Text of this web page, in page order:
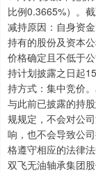
比例0.3665%）。
减持原因：自身资
持有的股份及资本
价格确定且不低于
持计划披露之日起
持方式：集中竞价
与此前已披露的持
规规定，不会对公
响，也不会导致公
格遵守相应的法律
双飞无油轴承集团